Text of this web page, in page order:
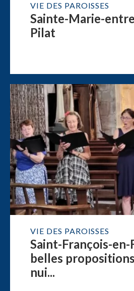
VIE DES PAROISSES
Sainte-Marie-
Pilat
VIE DES PAROISSES
Saint-François-en-
belles
nui...